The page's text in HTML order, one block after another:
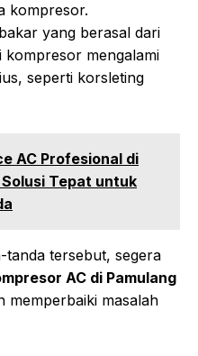
kompresor.
yang berasal dari
kompresor mengalami
seperti korsleting
AC Profesional di
Tepat untuk
tanda tersebut, segera
AC di Pamulang
memperbaiki masalah